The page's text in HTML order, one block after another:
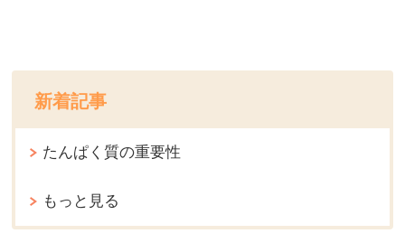
新着記事
たんぱく質の重要性
もっと見る